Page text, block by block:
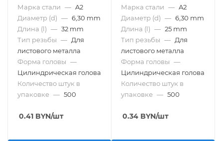
Марка стали — A2
Диаметр (d) — 6,30 mm
Длина (l) — 32 mm
Тип резьбы — Для
листового металла
Форма головы —
Цилиндрическая голова
Количество штук в
упаковке — 500
0.41 BYN/шт
Марка стали — A2
Диаметр (d) — 6,30 mm
Длина (l) — 25 mm
Тип резьбы — Для
листового металла
Форма головы —
Цилиндрическая голова
Количество штук в
упаковке — 500
0.34 BYN/шт